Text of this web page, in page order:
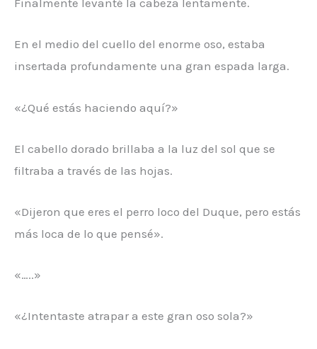
Finalmente levanté la cabeza lentamente.
En el medio del cuello del enorme oso, estaba
insertada profundamente una gran espada larga.
«¿Qué estás haciendo aquí?»
El cabello dorado brillaba a la luz del sol que se
filtraba a través de las hojas.
«Dijeron que eres el perro loco del Duque, pero estás
más loca de lo que pensé».
«…..»
«¿Intentaste atrapar a este gran oso sola?»